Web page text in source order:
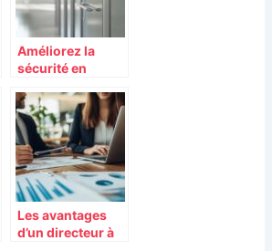
Améliorez la
sécurité en
à une
signalétique
efficace :
L’importance des
plans
d’évacuation et
de la
signalisation
d’urgence
Les avantages
d’un directeur à